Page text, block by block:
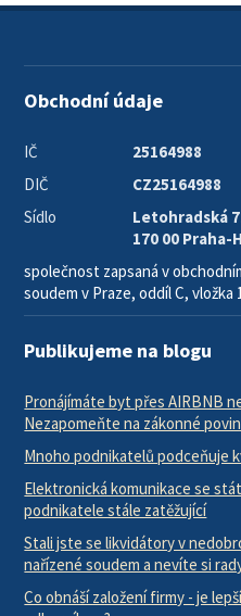
Obchodní údaje
IČ
25164988
DIČ
CZ25164988
Sídlo
Letohradská
170 00 Praha-
společnost zapsaná v
soudem v Praze, oddíl C, vložka
Publikujeme na blogu
Pronájímáte byt přes AIRBNB
Nezapomeňte na zákonné
Mnoho podnikatelů podceňuje
Elektronická komunikace se
podnikatele stále zatěžující
Stali jste se likvidátory v
nařízené soudem a nevíte si
Co obnáší založení firmy - je